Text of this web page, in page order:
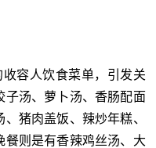
容人饮食菜单，引发关
子汤、萝卜汤、香肠配面
猪肉盖饭、辣炒年糕、
餐则是有香辣鸡丝汤、大